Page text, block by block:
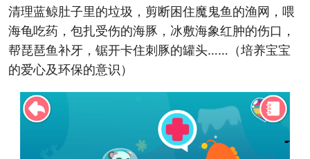
清理蓝鲸肚子里的垃圾，剪断困住魔鬼鱼的渔网，喂
海龟吃药，包扎受伤的海豚，冰敷海象红肿的伤口，
帮琵琶鱼补牙，锯开卡住刺豚的罐头……（培养宝宝
的爱心及环保的意识）